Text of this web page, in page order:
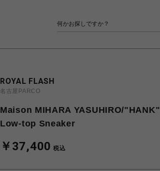
ROYAL FLASH
名古屋PARCO
Maison MIHARA YASUHIRO/
Low-top Sneaker
￥37,400 税込